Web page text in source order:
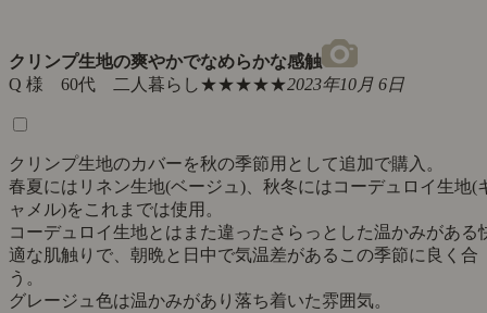
クリンプ生地の爽やかでなめらかな感触
Q 様 60代 二人暮らし★★★★★2023年10月 6日
クリンプ生地のカバーを秋の季節用として追加で購入。
春夏にはリネン生地(ベージュ)、秋冬にはコーデュロイ生地(
ャメル)をこれまでは使用。
コーデュロイ生地とはまた違ったさらっとした温かみがある
適な肌触りで、朝晩と日中で気温差があるこの季節に良く合
う。
グレージュ色は温かみがあり落ち着いた雰囲気。